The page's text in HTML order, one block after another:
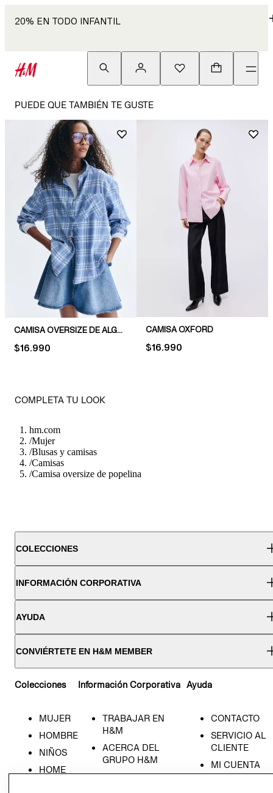
20% EN TODO INFANTIL
PUEDE QUE TAMBIÉN TE GUSTE
CAMISA OVERSIZE DE ALGODÓN
PRICE:
$16.990
CAMISA OXFORD
PRICE:
$16.990
COMPLETA TU LOOK
hm.com
/Mujer
/Blusas y camisas
/Camisas
/Camisa oversize de popelina
COLECCIONES
INFORMACIÓN CORPORATIVA
AYUDA
CONVIÉRTETE EN H&M MEMBER
Colecciones
MUJER
HOMBRE
NIÑOS
HOME
Información Corporativa
TRABAJAR EN
H&M
ACERCA DEL
GRUPO H&M
RESPONSABILIDAD
Ayuda
CONTACTO
SERVICIO AL
CLIENTE
MI CUENTA